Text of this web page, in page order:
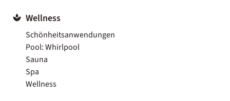
Wellness
Schönheitsanwendungen
Pool: Whirlpool
Sauna
Spa
Wellness